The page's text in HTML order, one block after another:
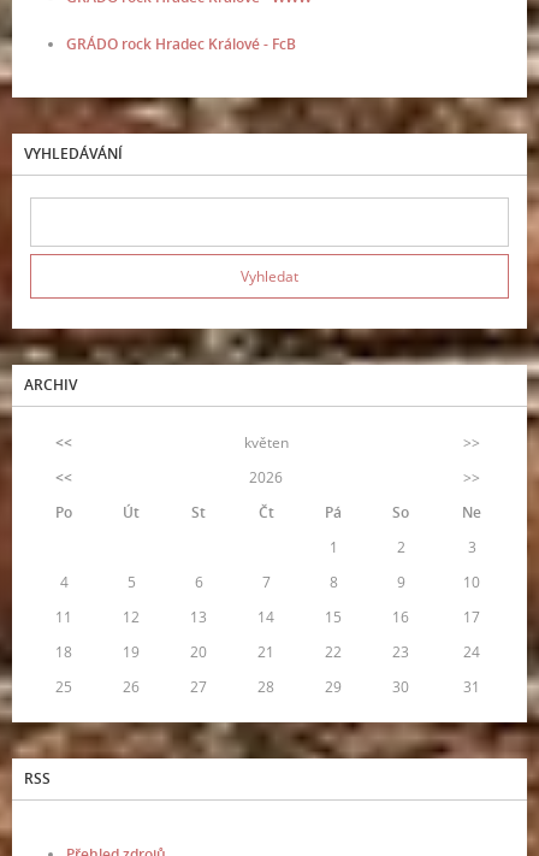
GRÁDO rock Hradec Králové - FcB
VYHLEDÁVÁNÍ
ARCHIV
<< květen
>>
<<
2026
>>
Po
Út St Čt Pá So
Ne
1
2
3
4
5 6 7 8 9
10
11
12 13 14 15 16
17
18
19 20 21 22 23
24
25
26 27 28 29 30 31
RSS